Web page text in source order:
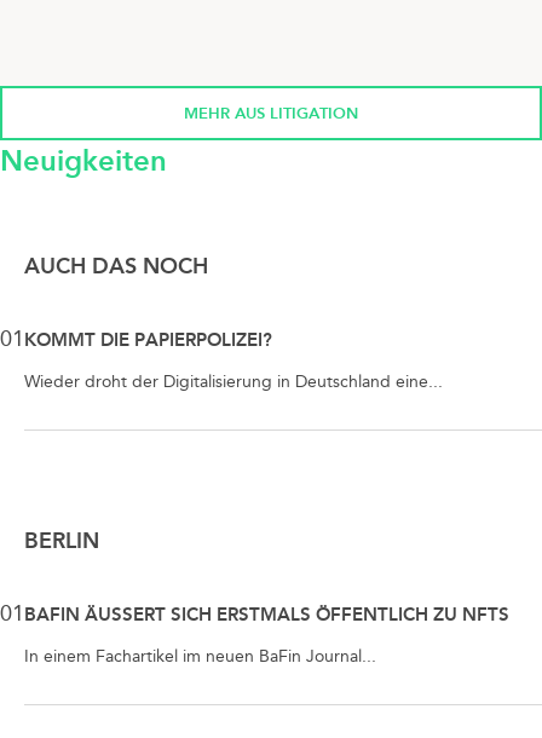
MEHR AUS LITIGATION
Neuigkeiten
AUCH DAS NOCH
01 KOMMT DIE PAPIERPOLIZEI?
Wieder droht der Digitalisierung in Deutschland eine...
BERLIN
01 BAFIN ÄUSSERT SICH ERSTMALS ÖFFENTLICH ZU NFTS
In einem Fachartikel im neuen BaFin Journal...